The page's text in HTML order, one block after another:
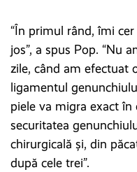
“În primul rând, îmi
jos”, a spus Pop. “Nu
zile, când am efectuat
ligamentul
piele va migra exact
securitatea
chirurgicală și, din
după cele trei”.